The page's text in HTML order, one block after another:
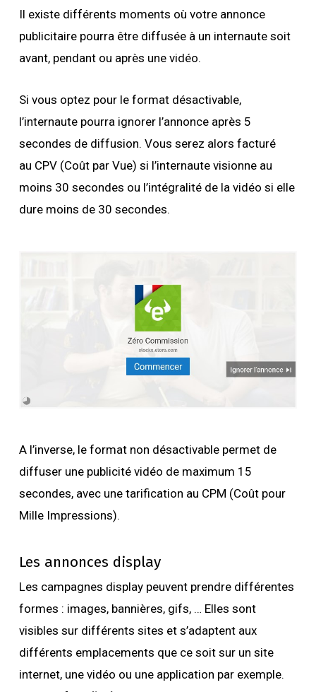
Il existe différents moments où votre annonce
publicitaire pourra être diffusée à un internaute soit
avant, pendant ou après une vidéo.
Si vous optez pour le format désactivable,
l’internaute pourra ignorer l’annonce après 5
secondes de diffusion. Vous serez alors facturé
au CPV (Coût par Vue) si l’internaute visionne au
moins 30 secondes ou l’intégralité de la vidéo si elle
dure moins de 30 secondes.
A l’inverse, le format non désactivable permet de
diffuser une publicité vidéo de maximum 15
secondes, avec une tarification au CPM (Coût pour
Mille Impressions).
Les annonces display
Les campagnes display peuvent prendre différentes
formes : images, bannières, gifs, … Elles sont
visibles sur différents sites et s’adaptent aux
différents emplacements que ce soit sur un site
internet, une vidéo ou une application par exemple.